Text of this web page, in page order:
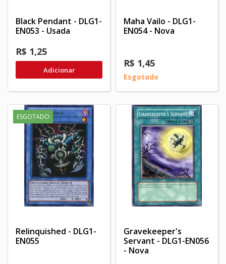
Black Pendant - DLG1-
EN053 - Usada
R$ 1,25
Adicionar
Maha Vailo - DLG1-
EN054 - Nova
R$ 1,45
Esgotado
ESGOTADO
Relinquished - DLG1-
EN055
Gravekeeper's
Servant - DLG1-EN056
- Nova